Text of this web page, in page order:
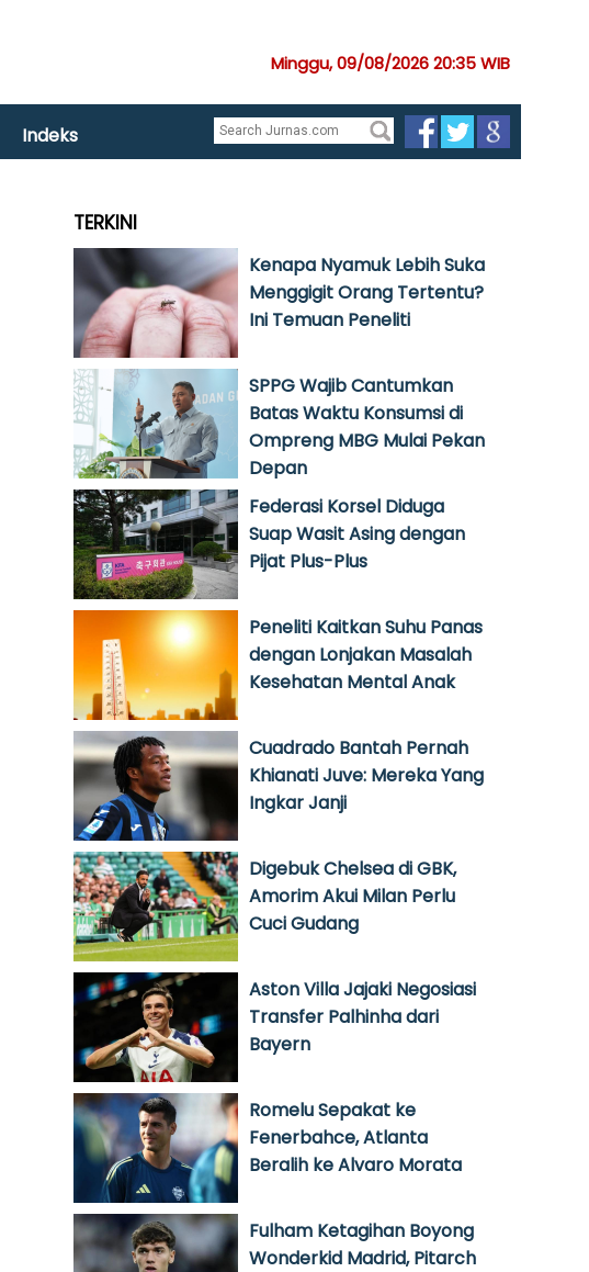
Minggu, 09/08/2026 20:35 WIB
Indeks
TERKINI
Kenapa Nyamuk Lebih Suka
Menggigit Orang Tertentu?
Ini Temuan Peneliti
SPPG Wajib Cantumkan
Batas Waktu Konsumsi di
Ompreng MBG Mulai Pekan
Depan
Federasi Korsel Diduga
Suap Wasit Asing dengan
Pijat Plus-Plus
Peneliti Kaitkan Suhu Panas
dengan Lonjakan Masalah
Kesehatan Mental Anak
Cuadrado Bantah Pernah
Khianati Juve: Mereka Yang
Ingkar Janji
Digebuk Chelsea di GBK,
Amorim Akui Milan Perlu
Cuci Gudang
Aston Villa Jajaki Negosiasi
Transfer Palhinha dari
Bayern
Romelu Sepakat ke
Fenerbahce, Atlanta
Beralih ke Alvaro Morata
Fulham Ketagihan Boyong
Wonderkid Madrid, Pitarch